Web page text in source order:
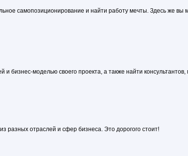
самопозиционирование и найти работу мечты. Здесь же вы
бизнес-моделью своего проекта, а также найти консультантов,
разных отраслей и сфер бизнеса. Это дорогого стоит!